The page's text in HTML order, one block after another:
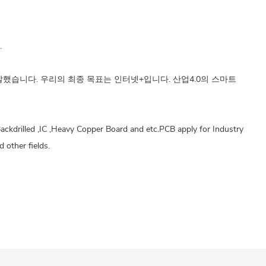
습니다. 우리의 최종 목표는 인터넷+입니다. 산업4.0의 스마트
,IC ,Heavy Copper Board and etc.PCB apply for Industry
other fields.